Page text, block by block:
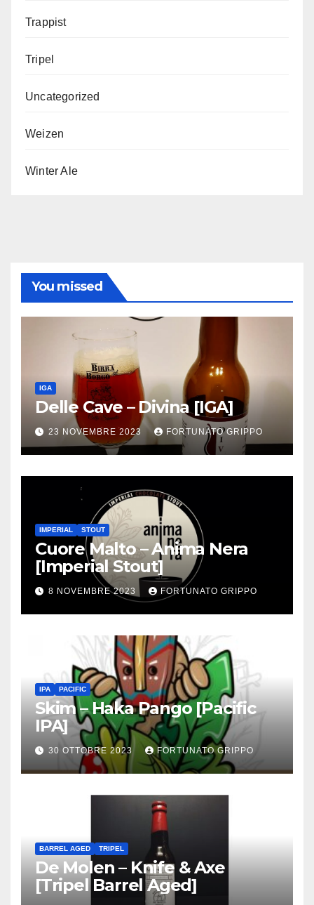
Trappist
Tripel
Uncategorized
Weizen
Winter Ale
You missed
IGA
Delle Cave – Divina [IGA]
23 NOVEMBRE 2023 FORTUNATO GRIPPO
IMPERIAL STOUT
Cuore Malto – Anima Nera
[Imperial Stout]
8 NOVEMBRE 2023 FORTUNATO GRIPPO
IPA PACIFIC
Skim – Haka Pango [Pacific
IPA]
30 OTTOBRE 2023 FORTUNATO GRIPPO
BARREL AGED TRIPEL
De Molen – Knife & Axe
[Tripel Barrel Aged]